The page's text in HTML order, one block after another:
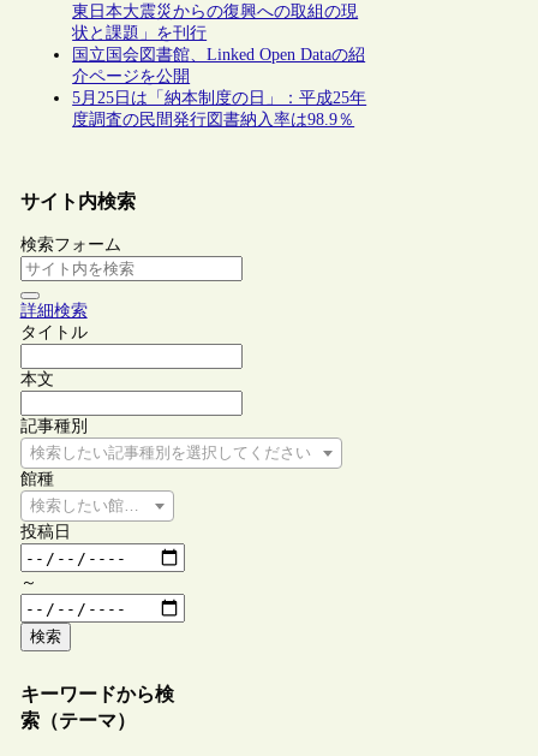
東日本大震災からの復興への取組の現
状と課題」を刊行
国立国会図書館、Linked Open Dataの紹
介ページを公開
5月25日は「納本制度の日」：平成25年
度調査の民間発行図書納入率は98.9％
サイト内検索
検索フォーム
詳細検索
タイトル
本文
記事種別
検索したい記事種別を選択してください
館種
検索したい館種を選択してください
投稿日
～
検索
キーワードから検
索（テーマ）